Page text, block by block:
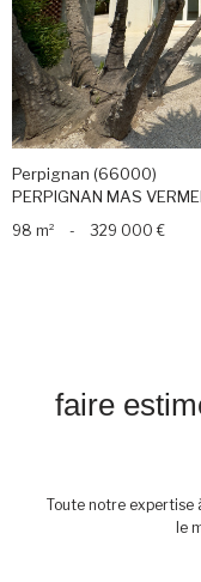
Perpignan (66000)
PERPIGNAN MAS
98 m² - 329 000 €
faire
Toute notre expertise
le